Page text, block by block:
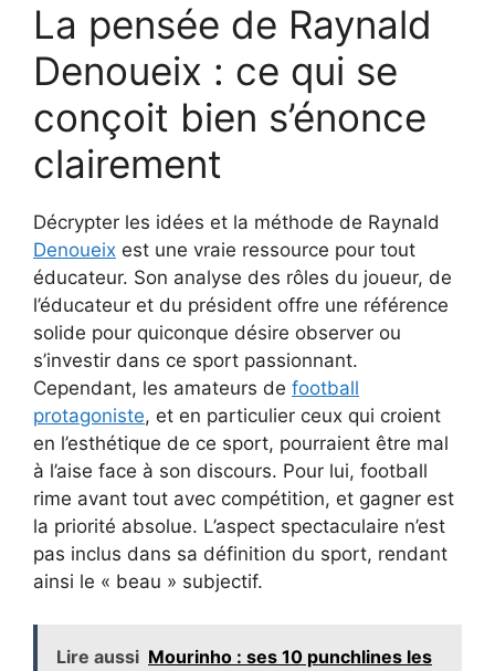
La pensée de Raynald
Denoueix : ce qui se
conçoit bien s’énonce
clairement
Décrypter les idées et la méthode de Raynald
Denoueix est une vraie ressource pour tout
éducateur. Son analyse des rôles du joueur, de
l’éducateur et du président offre une référence
solide pour quiconque désire observer ou
s’investir dans ce sport passionnant.
Cependant, les amateurs de football
protagoniste, et en particulier ceux qui croient
en l’esthétique de ce sport, pourraient être mal
à l’aise face à son discours. Pour lui, football
rime avant tout avec compétition, et gagner est
la priorité absolue. L’aspect spectaculaire n’est
pas inclus dans sa définition du sport, rendant
ainsi le « beau » subjectif.
Lire aussi Mourinho : ses 10 punchlines les